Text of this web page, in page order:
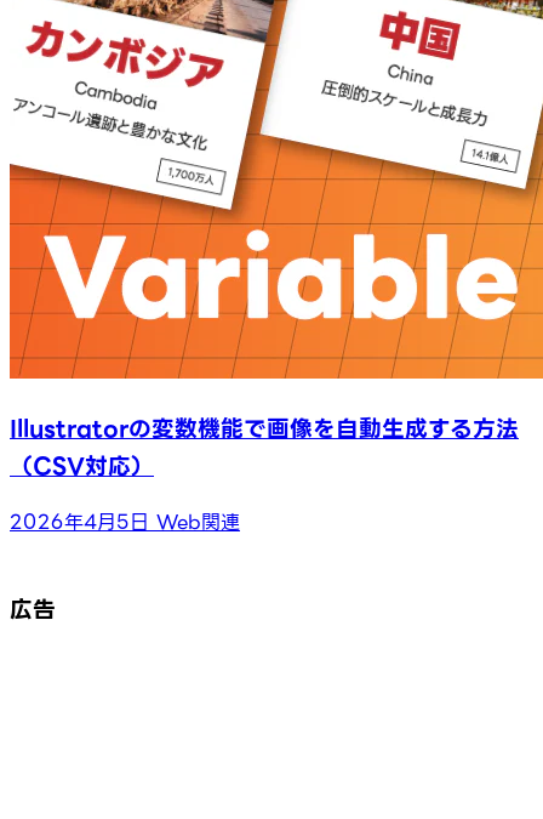
Illustratorの変数機能で画像を自動生成する方法
（CSV対応）
2026年4月5日 Web関連
広告